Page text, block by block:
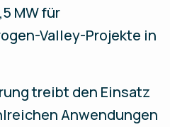
MW für
Valley-Projekte in
treibt den Einsatz
Anwendungen